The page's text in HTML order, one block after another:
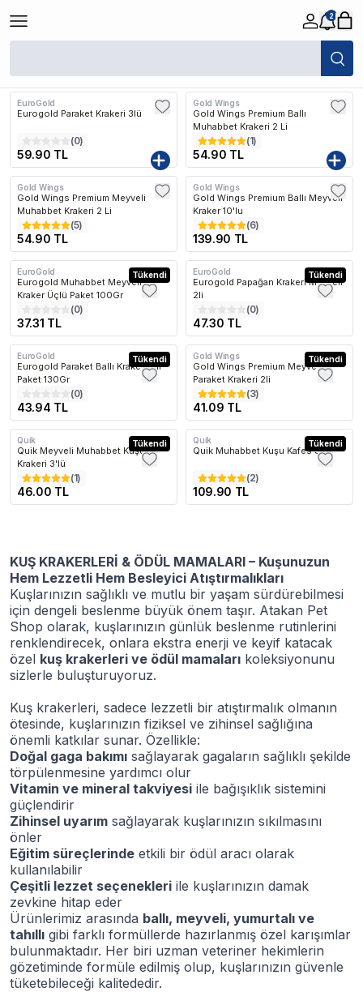
2
/
EuroGold
Eurogold Paraket Krakeri 3lü
(0)
59.90 TL
Gold Wings
Gold Wings Premium Ballı
Muhabbet Krakeri 2 Li
(1)
54.90 TL
Gold Wings
Gold Wings Premium Meyveli
Muhabbet Krakeri 2 Li
(5)
54.90 TL
Gold Wings
Gold Wings Premium Ballı Meyveli
Kraker 10'lu
(6)
139.90 TL
Tükendi
EuroGold
Eurogold Muhabbet Meyveli
Kraker Üçlü Paket 100Gr
(0)
37.31 TL
Tükendi
EuroGold
Eurogold Papağan Krakeri Meyveli
2li
(0)
47.30 TL
Tükendi
EuroGold
Eurogold Paraket Ballı Kraker İkili
Paket 130Gr
(0)
43.94 TL
Tükendi
Gold Wings
Gold Wings Premium Meyveli
Paraket Krakeri 2li
(3)
41.09 TL
Tükendi
Quik
Quik Meyveli Muhabbet Kuşu
Krakeri 3'lü
(1)
46.00 TL
Tükendi
Quik
Quik Muhabbet Kuşu Kafes Seti
(2)
109.90 TL
KUŞ KRAKERLERİ & ÖDÜL MAMALARI – Kuşunuzun
Hem Lezzetli Hem Besleyici Atıştırmalıkları
Kuşlarınızın sağlıklı ve mutlu bir yaşam sürdürebilmesi
için dengeli beslenme büyük önem taşır. Atakan Pet
Shop olarak, kuşlarınızın günlük beslenme rutinlerini
renklendirecek, onlara ekstra enerji ve keyif katacak
özel kuş krakerleri ve ödül mamaları koleksiyonunu
sizlerle buluşturuyoruz.
Kuş krakerleri, sadece lezzetli bir atıştırmalık olmanın
ötesinde, kuşlarınızın fiziksel ve zihinsel sağlığına
önemli katkılar sunar. Özellikle:
Doğal gaga bakımı sağlayarak gagaların sağlıklı şekilde
törpülenmesine yardımcı olur
Vitamin ve mineral takviyesi ile bağışıklık sistemini
güçlendirir
Zihinsel uyarım sağlayarak kuşlarınızın sıkılmasını
önler
Eğitim süreçlerinde etkili bir ödül aracı olarak
kullanılabilir
Çeşitli lezzet seçenekleri ile kuşlarınızın damak
zevkine hitap eder
Ürünlerimiz arasında ballı, meyveli, yumurtalı ve
tahıllı gibi farklı formüllerde hazırlanmış özel karışımlar
bulunmaktadır. Her biri uzman veteriner hekimlerin
gözetiminde formüle edilmiş olup, kuşlarınızın güvenle
tüketebileceği kalitededir.